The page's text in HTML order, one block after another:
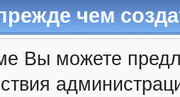
чем
Вы можете